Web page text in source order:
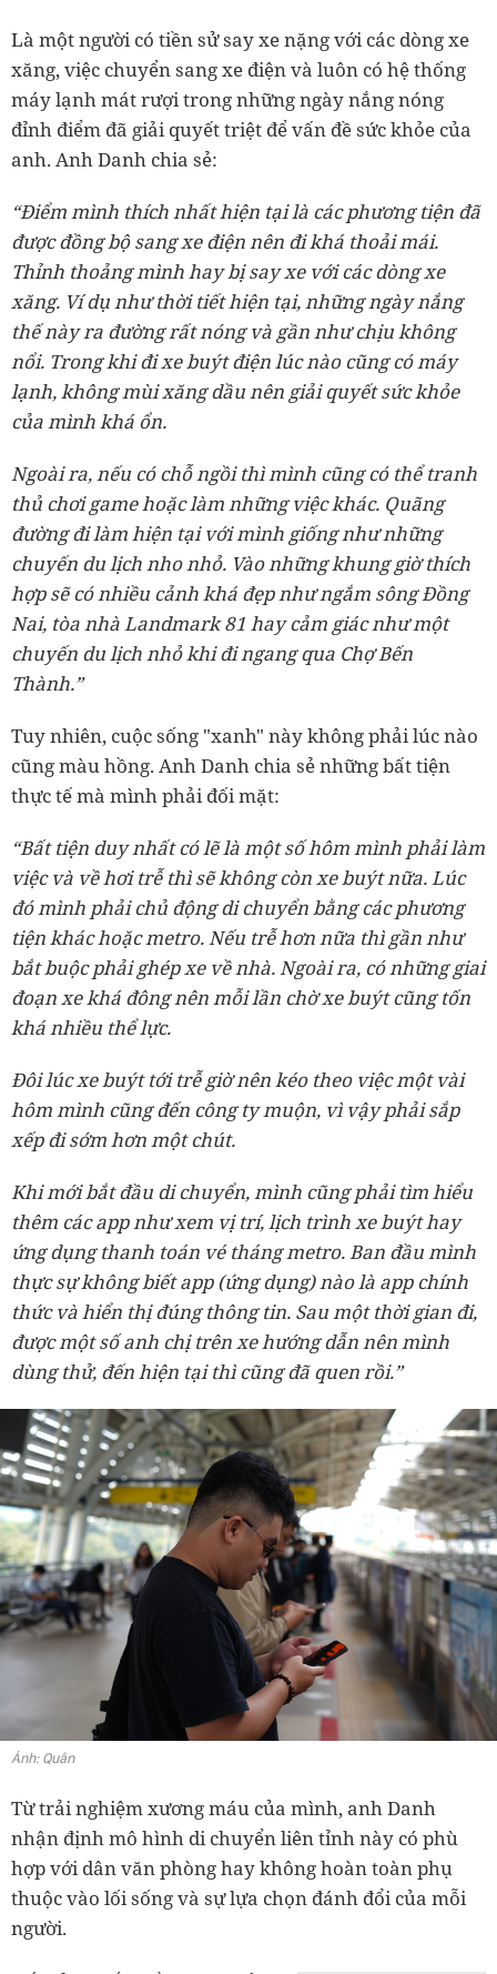
Là một người có tiền sử say xe nặng với các dòng xe
xăng, việc chuyển sang xe điện và luôn có hệ thống
máy lạnh mát rượi trong những ngày nắng nóng
đỉnh điểm đã giải quyết triệt để vấn đề sức khỏe của
anh. Anh Danh chia sẻ:
“Điểm mình thích nhất hiện tại là các phương tiện đã
được đồng bộ sang xe điện nên đi khá thoải mái.
Thỉnh thoảng mình hay bị say xe với các dòng xe
xăng. Ví dụ như thời tiết hiện tại, những ngày nắng
thế này ra đường rất nóng và gần như chịu không
nổi. Trong khi đi xe buýt điện lúc nào cũng có máy
lạnh, không mùi xăng dầu nên giải quyết sức khỏe
của mình khá ổn.
Ngoài ra, nếu có chỗ ngồi thì mình cũng có thể tranh
thủ chơi game hoặc làm những việc khác. Quãng
đường đi làm hiện tại với mình giống như những
chuyến du lịch nho nhỏ. Vào những khung giờ thích
hợp sẽ có nhiều cảnh khá đẹp như ngắm sông Đồng
Nai, tòa nhà Landmark 81 hay cảm giác như một
chuyến du lịch nhỏ khi đi ngang qua Chợ Bến
Thành.”
Tuy nhiên, cuộc sống "xanh" này không phải lúc nào
cũng màu hồng. Anh Danh chia sẻ những bất tiện
thực tế mà mình phải đối mặt:
“Bất tiện duy nhất có lẽ là một số hôm mình phải làm
việc và về hơi trễ thì sẽ không còn xe buýt nữa. Lúc
đó mình phải chủ động di chuyển bằng các phương
tiện khác hoặc metro. Nếu trễ hơn nữa thì gần như
bắt buộc phải ghép xe về nhà. Ngoài ra, có những giai
đoạn xe khá đông nên mỗi lần chờ xe buýt cũng tốn
khá nhiều thể lực.
Đôi lúc xe buýt tới trễ giờ nên kéo theo việc một vài
hôm mình cũng đến công ty muộn, vì vậy phải sắp
xếp đi sớm hơn một chút.
Khi mới bắt đầu di chuyển, mình cũng phải tìm hiểu
thêm các app như xem vị trí, lịch trình xe buýt hay
ứng dụng thanh toán vé tháng metro. Ban đầu mình
thực sự không biết app (ứng dụng) nào là app chính
thức và hiển thị đúng thông tin. Sau một thời gian đi,
được một số anh chị trên xe hướng dẫn nên mình
dùng thử, đến hiện tại thì cũng đã quen rồi.”
Ảnh: Quân
Từ trải nghiệm xương máu của mình, anh Danh
nhận định mô hình di chuyển liên tỉnh này có phù
hợp với dân văn phòng hay không hoàn toàn phụ
thuộc vào lối sống và sự lựa chọn đánh đổi của mỗi
người.